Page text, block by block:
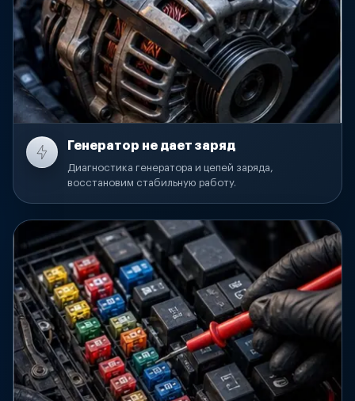
Генератор не дает заряд
Диагностика генератора и цепей заряда,
восстановим стабильную работу.